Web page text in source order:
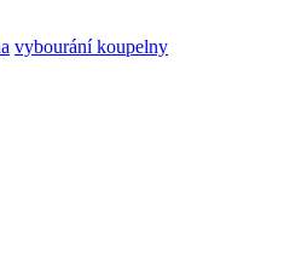
vybourání koupelny